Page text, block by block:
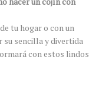
tu hogar o con un
su sencilla y divertida
con estos lindos